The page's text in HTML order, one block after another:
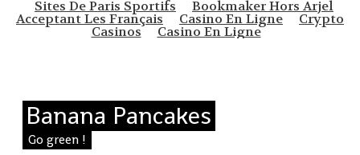
Sites De Paris Sportifs Bookmaker Hors Arjel
Acceptant Les Français Casino En Ligne Crypto
Casinos Casino En Ligne
Banana Pancakes
Go green !